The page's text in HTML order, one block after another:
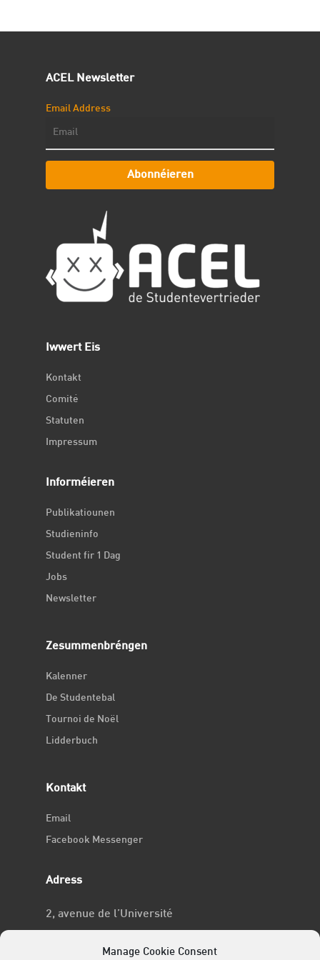
Manage Cookie Consent
ACEL Newsletter
Email Address
Abonnéieren
Iwwert Eis
Kontakt
Comité
Statuten
Impressum
Informéieren
Publikatiounen
Studieninfo
Student fir 1 Dag
Jobs
Newsletter
Zesummenbréngen
Kalenner
De Studentebal
Tournoi de Noël
Lidderbuch
Kontakt
Email
Facebook Messenger
Adress
2, avenue de l’Université